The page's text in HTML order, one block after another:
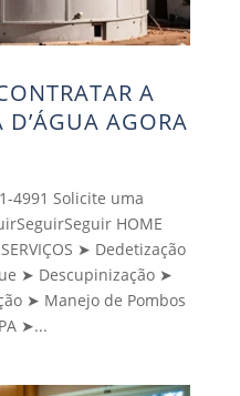
A
AGORA
4991 Solicite uma
HOME
➤ Dedetização
➤ Descupinização ➤
➤ Manejo de Pombos
➤...